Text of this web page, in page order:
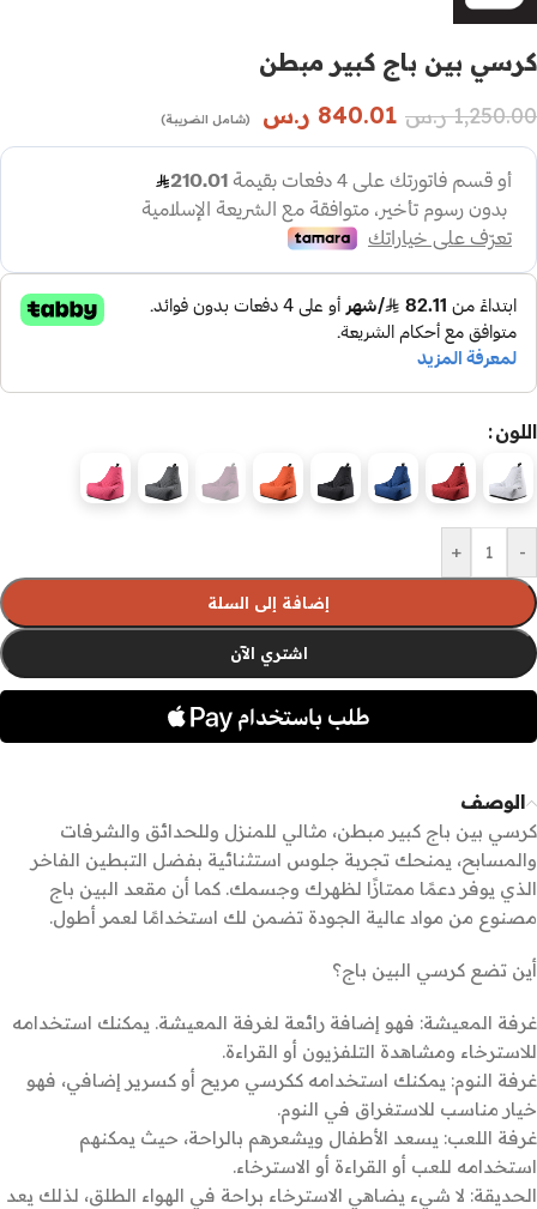
كرسي بين باج كبير مبطن
1,250.00 ر.س 840.01 ر.س (شامل الضريبة)
اللون
-
+
إضافة إلى السلة
اشتري الآن
الوصف
كرسي بين باج كبير مبطن، مثالي للمنزل وللحدائق والشرفات
والمسابح، يمنحك تجربة جلوس استثنائية بفضل التبطين الفاخر
الذي يوفر دعمًا ممتازًا لظهرك وجسمك. كما أن مقعد البين باج
مصنوع من مواد عالية الجودة تضمن لك استخدامًا لعمر أطول.
أين تضع كرسي البين باج؟
غرفة المعيشة: فهو إضافة رائعة لغرفة المعيشة. يمكنك استخدامه
للاسترخاء ومشاهدة التلفزيون أو القراءة.
غرفة النوم: يمكنك استخدامه ككرسي مريح أو كسرير إضافي، فهو
خيار مناسب للاستغراق في النوم.
غرفة اللعب: يسعد الأطفال ويشعرهم بالراحة، حيث يمكنهم
استخدامه للعب أو القراءة أو الاسترخاء.
الحديقة: لا شيء يضاهي الاسترخاء براحة في الهواء الطلق، لذلك يعد